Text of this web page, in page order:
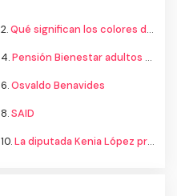
2.Qué significan los colores de la bandera
4.Pensión Bienestar adultos mayores
6.Osvaldo Benavides
8.SAID
10.La diputada Kenia López propone cambiar el nombre del país a México